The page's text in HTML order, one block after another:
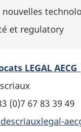
nouvelles
et regulatory
LEGAL AECG
(0)7 67 83 39 49